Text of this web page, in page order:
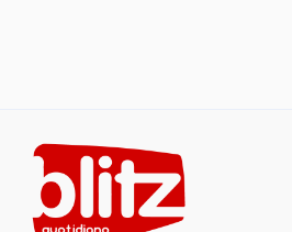
content